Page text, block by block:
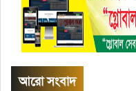
আরো সংবাদ